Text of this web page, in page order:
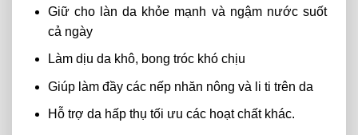
Giữ cho làn da khỏe mạnh và ngậm nước suốt
cả ngày
Làm dịu da khô, bong tróc khó chịu
Giúp làm đầy các nếp nhăn nông và li ti trên da
Hỗ trợ da hấp thụ tối ưu các hoạt chất khác.